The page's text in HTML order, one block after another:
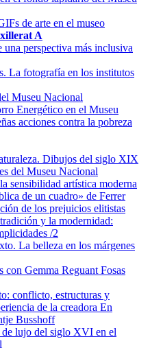
de arte en el museo
A
una perspectiva más inclusiva
La fotografía en los institutos
Museu Nacional
Energético en el Museu
acciones contra la pobreza
Dibujos del siglo XIX
del Museu Nacional
sensibilidad artística moderna
de un cuadro» de Ferrer
de los prejuicios elitistas
y la modernidad:
/2
La belleza en los márgenes
con Gemma Reguant Fosas
conflicto, estructuras y
de la creadora En
Busshoff
lujo del siglo XVI en el